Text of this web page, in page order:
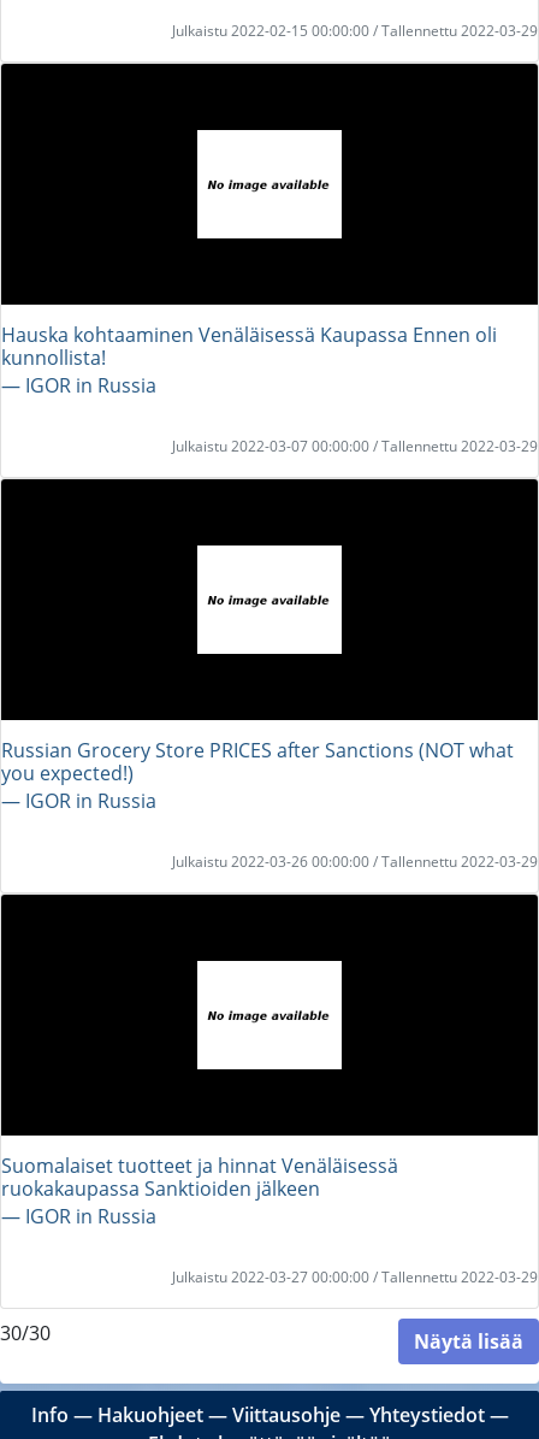
Julkaistu 2022-02-15 00:00:00 / Tallennettu 2022-03-29
Hauska kohtaaminen Venäläisessä Kaupassa Ennen oli
kunnollista!
― IGOR in Russia
Julkaistu 2022-03-07 00:00:00 / Tallennettu 2022-03-29
Russian Grocery Store PRICES after Sanctions (NOT what
you expected!)
― IGOR in Russia
Julkaistu 2022-03-26 00:00:00 / Tallennettu 2022-03-29
Suomalaiset tuotteet ja hinnat Venäläisessä
ruokakaupassa Sanktioiden jälkeen
― IGOR in Russia
Julkaistu 2022-03-27 00:00:00 / Tallennettu 2022-03-29
30/30 Näytä lisää
Info ― Hakuohjeet―Viittausohje―Yhteystiedot―